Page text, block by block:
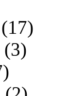
(17)
(3)